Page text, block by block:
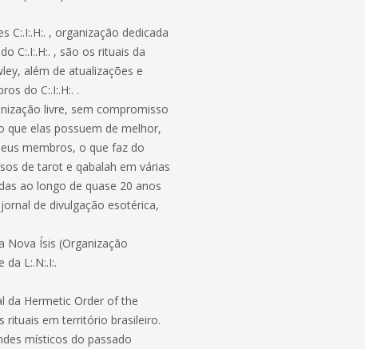
C:.I:.H:. , organização dedicada
C:.I:.H:. , são os rituais da
além de atualizações e
do C:.I:.H:. .
livre, sem compromisso
que elas possuem de melhor,
membros, o que faz do
de tarot e qabalah em várias
ao longo de quase 20 anos
de divulgação esotérica,
Ísis (Organização
L:.N:.I:.
da Hermetic Order of the
rituais em território brasileiro.
místicos do passado